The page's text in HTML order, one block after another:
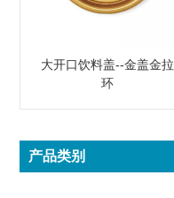
大开口饮料盖--金盖金拉
环
产品类别